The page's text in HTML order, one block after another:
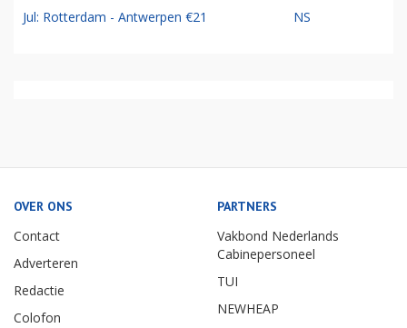
Jul: Rotterdam - Antwerpen €21 NS
OVER ONS
Contact
Adverteren
Redactie
Colofon
PARTNERS
Vakbond Nederlands
Cabinepersoneel
TUI
NEWHEAP